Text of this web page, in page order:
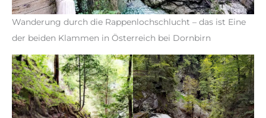
Wanderung durch die Rappenlochschlucht – das ist Eine
der beiden Klammen in Österreich bei Dornbirn